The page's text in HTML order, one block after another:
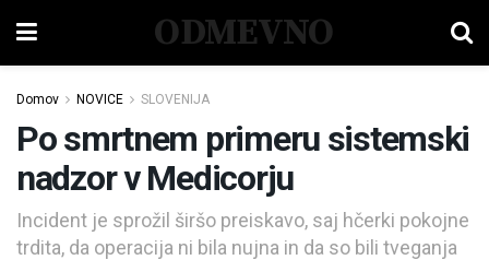
ODMEVNO
Domov NOVICE SLOVENIJA
Po smrtnem primeru sistemski
nadzor v Medicorju
Incident je sprožil širšo preiskavo, saj hčerki pokojne
trdita, da operacija ni bila nujna in da so bili tveganja